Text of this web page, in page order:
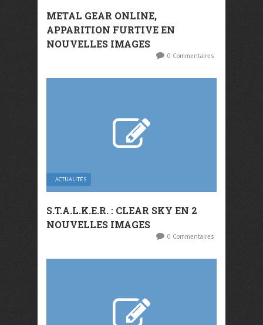
METAL GEAR ONLINE,
APPARITION FURTIVE EN
NOUVELLES IMAGES
0 Commentaires
ACTUALITÉS
S.T.A.L.K.E.R. : CLEAR SKY EN 2
NOUVELLES IMAGES
0 Commentaires